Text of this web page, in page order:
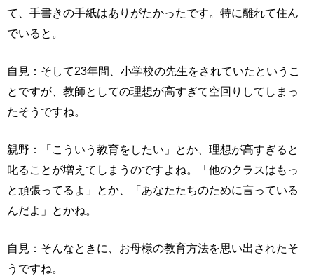
て、手書きの手紙はありがたかったです。特に離れて住ん
でいると。
自見：そして23年間、小学校の先生をされていたというこ
とですが、教師としての理想が高すぎて空回りしてしまっ
たそうですね。
親野：「こういう教育をしたい」とか、理想が高すぎると
叱ることが増えてしまうのですよね。「他のクラスはもっ
と頑張ってるよ」とか、「あなたたちのために言っている
んだよ」とかね。
自見：そんなときに、お母様の教育方法を思い出されたそ
うですね。